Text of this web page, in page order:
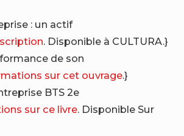
: un actif
. Disponible à CULTURA.}
de son
sur cet ouvrage.}
BTS 2e
sur ce livre. Disponible Sur